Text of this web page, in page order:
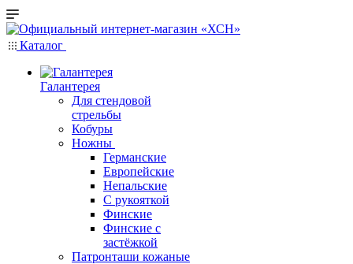
Каталог
Галантерея
Для стендовой
стрельбы
Кобуры
Ножны
Германские
Европейские
Непальские
С рукояткой
Финские
Финские с
застёжкой
Патронташи кожаные